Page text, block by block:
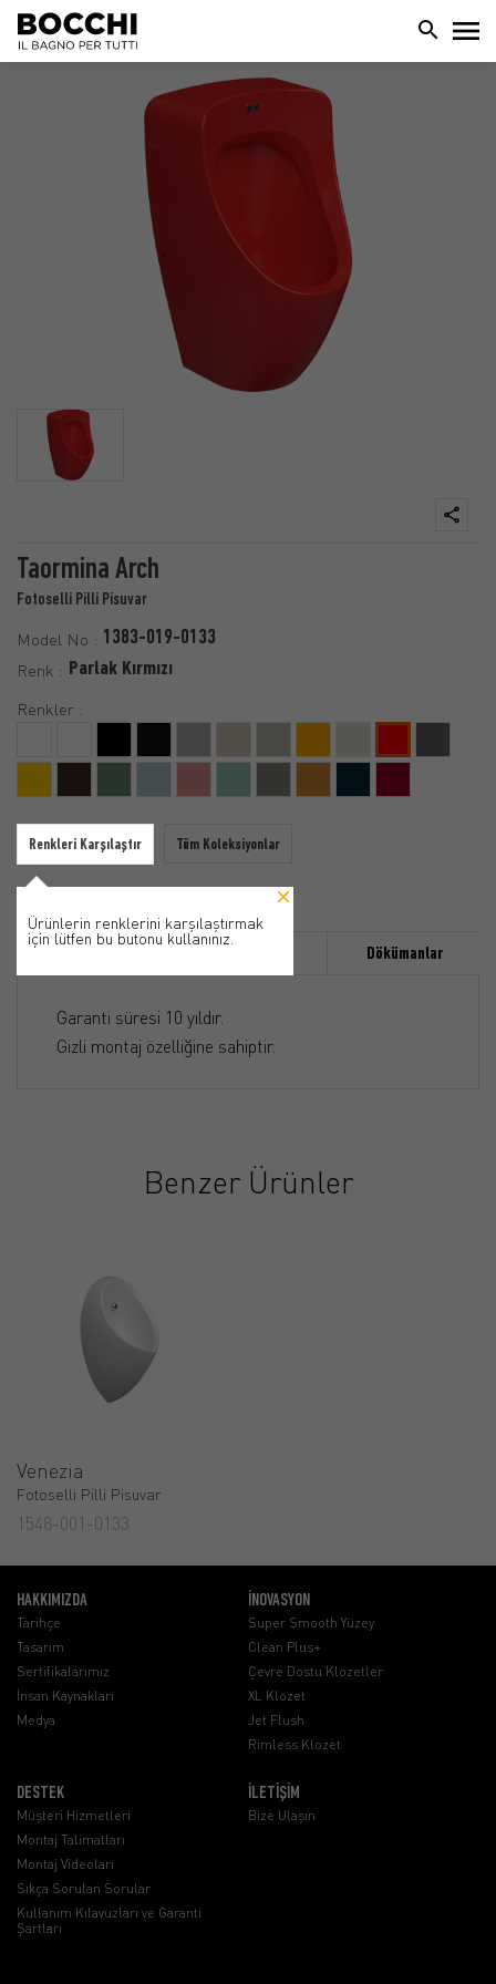
Taormina Arch
Fotoselli Pilli Pisuvar
Model No : 1383-019-0133
Renk : Parlak Kırmızı
Renkler :
Renkleri Karşılaştır Tüm Koleksiyonlar
Ürünlerin renklerini karşılaştırmak
için lütfen bu butonu kullanınız.
Dökümanlar
Garanti süresi 10 yıldır.
Gizli montaj özelliğine sahiptir.
Benzer Ürünler
Venezia
Fotoselli Pilli Pisuvar
1548-001-0133
HAKKIMIZDA
Tarihçe
Tasarım
Sertifikalarımız
İnsan Kaynakları
Medya
İNOVASYON
Super Smooth Yüzey
Clean Plus+
Çevre Dostu Klozetler
XL Klozet
Jet Flush
Rimless Klozet
DESTEK
Müşteri Hizmetleri
Montaj Talimatları
Montaj Videoları
Sıkça Sorulan Sorular
Kullanım Kılavuzları ve Garanti
Şartları
İLETİŞİM
Bize Ulaşın